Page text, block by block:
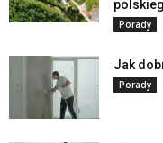
Porady
Jak
Porady